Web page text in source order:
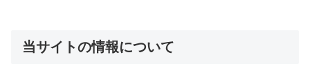
当サイトの情報について